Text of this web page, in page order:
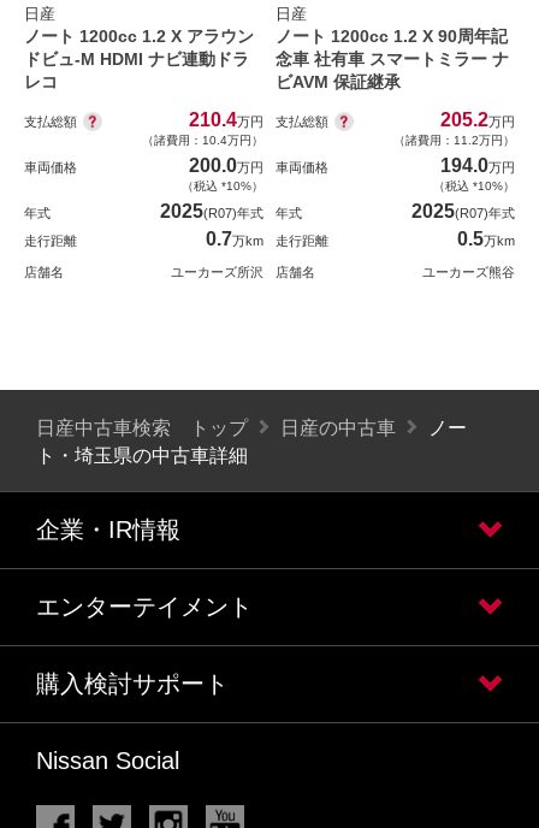
日産
ノート 1200cc 1.2 X アラウン
ドビュ-M HDMI ナビ連動ドラ
レコ
支払総額 210.4万円
（諸費用：10.4万円）
車両価格 200.0万円
（税込 *10%）
年式 2025(R07)年式
走行距離
0.7万km
店舗名 ユーカーズ所沢
日産
ノート 1200cc 1.2 X 90周年記
念車 社有車 スマートミラー ナ
ビAVM 保証継承
支払総額 205.2万円
（諸費用：11.2万円）
車両価格 194.0万円
（税込 *10%）
年式 2025(R07)年式
走行距離
0.5万km
店舗名 ユーカーズ熊谷
日産中古車検索 トップ 日産の中古車
ノー
ト・埼玉県の中古車詳細
企業・IR情報
エンターテイメント
購入検討サポート
Nissan Social